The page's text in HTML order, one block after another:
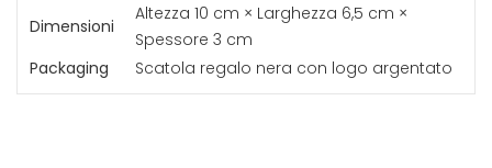
Portafoglio EasyCard Nero con Cuciture Bianche e
Dimensioni
Altezza 10 cm × Larghezza 6,5 cm ×
Spessore 3 cm
Packaging
Scatola regalo nera con logo argentato